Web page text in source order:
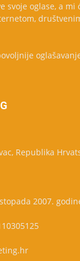
svoje oglase, a mi
Republika
2007.